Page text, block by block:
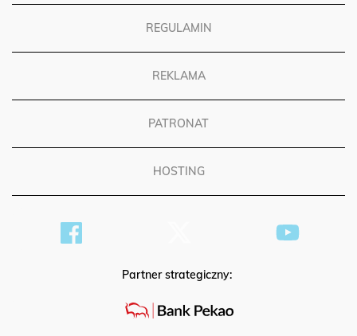
REGULAMIN
REKLAMA
PATRONAT
HOSTING
Partner strategiczny: